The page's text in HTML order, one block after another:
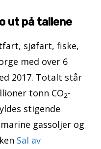
ut på tallene
sjøfart, fiske,
med over 6
2017. Totalt står
tonn CO2-
stigende
gassoljer og
Sal av